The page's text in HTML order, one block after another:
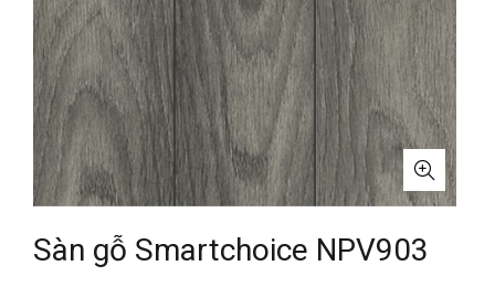
Sàn gỗ Smartchoice NPV903